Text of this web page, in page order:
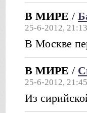
В МИРЕ /
25-6-2012, 21:13
В Москве
В МИРЕ /
25-6-2012, 21:45
Из